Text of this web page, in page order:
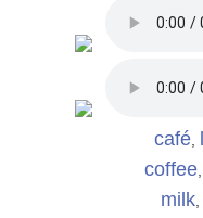
café
coffee,
milk,